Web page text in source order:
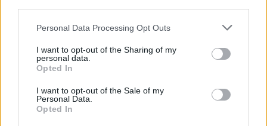
Personal Data Processing Opt Outs
I want to opt-out of the Sharing of my
personal data.
Opted In
I want to opt-out of the Sale of my
Personal Data.
Opted In
6 Agosto, 2026 - 11:21